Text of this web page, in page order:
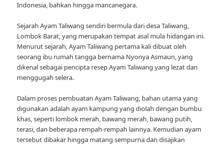
Indonesia, bahkan hingga mancanegara.
Sejarah Ayam Taliwang sendiri bermula dari desa Taliwang,
Lombok Barat, yang merupakan tempat asal mula hidangan ini.
Menurut sejarah, Ayam Taliwang pertama kali dibuat oleh
seorang ibu rumah tangga bernama Nyonya Asmaun, yang
dikenal sebagai pencipta resep Ayam Taliwang yang lezat dan
menggugah selera.
Dalam proses pembuatan Ayam Taliwang, bahan utama yang
digunakan adalah ayam kampung yang diolah dengan bumbu
khas, seperti lombok merah, bawang merah, bawang putih,
terasi, dan beberapa rempah-rempah lainnya. Kemudian ayam
tersebut dibakar hingga matang sempurna dan disajikan